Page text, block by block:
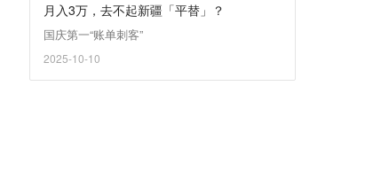
月入3万，去不起新疆「平替」？
国庆第一“账单刺客”
2025-10-10